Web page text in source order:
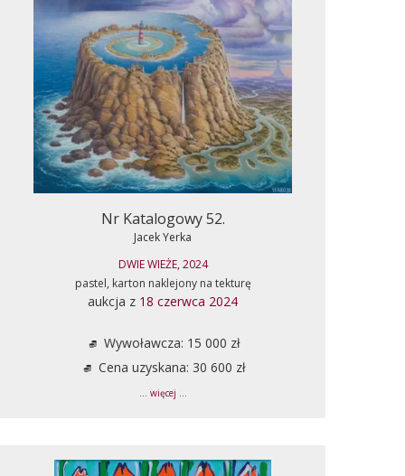
Nr Katalogowy 52.
Jacek Yerka
DWIE WIEŻE, 2024
pastel, karton naklejony na tekturę
aukcja z 18 czerwca 2024
Wywoławcza: 15 000 zł
Cena uzyskana: 30 600 zł
... więcej ...